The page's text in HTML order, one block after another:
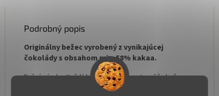
Podrobný popis
Originálny bežec vyrobený z vynikajúcej
čokolády s obsahom min. 58% kakaa.
Ručná výroba. Každý kus je originál, preto môže byť
farebne aj váhovo mierne odlišný